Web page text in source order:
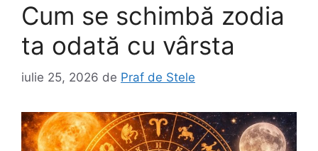
Cum se schimbă zodia
ta odată cu vârsta
iulie 25, 2026 de Praf de Stele